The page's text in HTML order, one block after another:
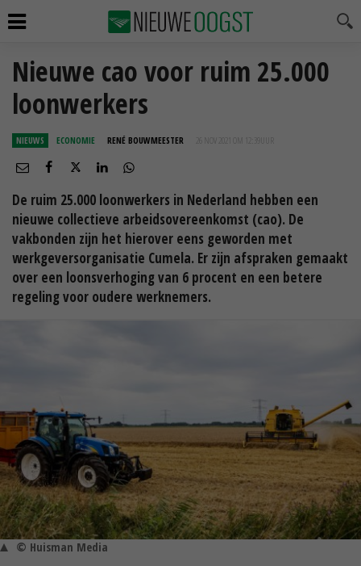
Nieuwe cao voor ruim 25.000
loonwerkers
NIEUWS ECONOMIE RENÉ BOUWMEESTER 26 NOV 2021 OM 12:39
De ruim 25.000 loonwerkers in Nederland hebben een
nieuwe collectieve arbeidsovereenkomst (cao). De
vakbonden zijn het hierover eens geworden met
werkgeversorganisatie Cumela. Er zijn afspraken gemaakt
over een loonsverhoging van 6 procent en een betere
regeling voor oudere werknemers.
© Huisman Media